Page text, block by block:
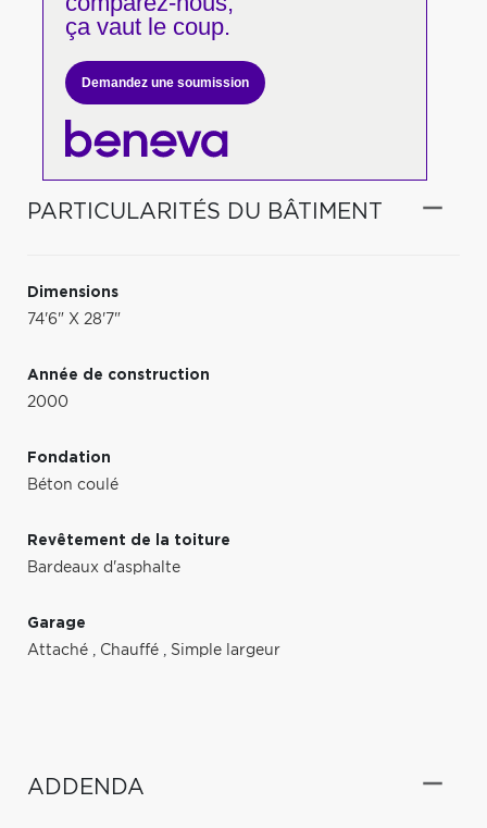
ça vaut le coup.
Demandez une soumission
PARTICULARITÉS DU BÂTIMENT
Dimensions
74'6" X 28'7"
Année de construction
2000
Fondation
Béton coulé
Revêtement de la toiture
Bardeaux d'asphalte
Garage
Attaché , Chauffé , Simple largeur
ADDENDA